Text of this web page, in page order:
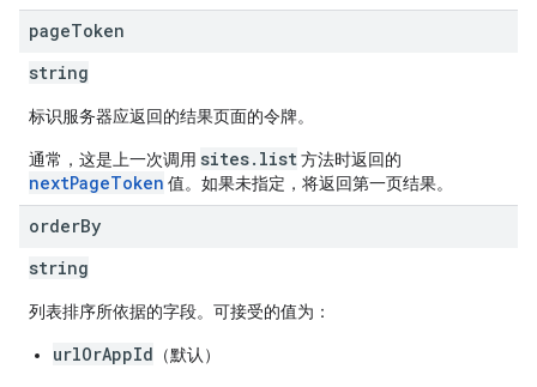
pageToken
string
标识服务器应返回的结果页面的令牌。
通常，这是上一次调用 sites.list方法时返回的
nextPageToken 值。如果未指定，将返回第一页结果。
orderBy
string
列表排序所依据的字段。可接受的值为：
urlOrAppId （默认）